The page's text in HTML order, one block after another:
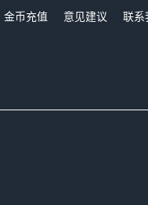
金币充值 意见建议 联系